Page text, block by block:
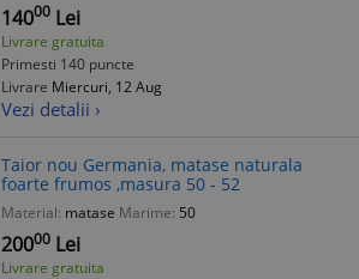
14000 Lei
Livrare gratuita
Primesti 140 puncte
Livrare Miercuri, 12 Aug
Vezi detalii ›
Taior nou Germania, matase naturala
foarte frumos ,masura 50 - 52
Material: matase Marime: 50
20000 Lei
Livrare gratuita